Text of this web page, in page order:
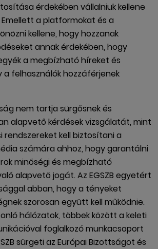
érdekében vállalniuk kellene
a platformokat és a
kellene, hogy hozzanak
annak érdekében, hogy
a megbízható híreket és
a felhasználók hozzáférjenek
nem tartja sürgősnek és
alapvető kérdések vizsgálatát, mint
kell biztosítani a
számára ahhoz, hogy garantálni
minőségi és megbízható
alapvető jogát. Az EGSZB egyetért
abban, hogy a tényeket
szorosan együtt kell működnie.
hálózatok, többek között a keleti
foglalkozó munkacsoport
sürgeti az Európai Bizottságot és